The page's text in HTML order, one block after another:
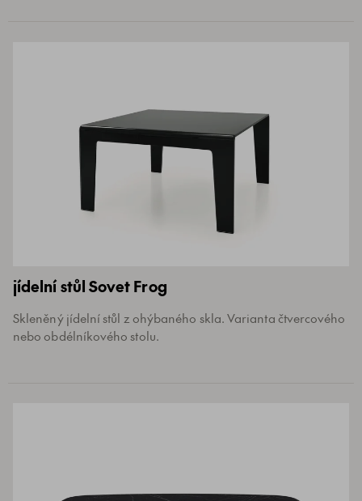
jídelní stůl Sovet Frog
Skleněný jídelní stůl z ohýbaného skla. Varianta čtvercového
nebo obdélníkového stolu.